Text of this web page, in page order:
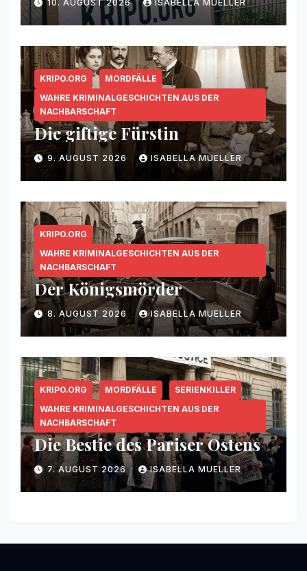
10. AUGUST 2026 ISABELLA MUELLER
KRIPO.ORG
MORDFÄLLE
WAHRE KRIMINALGESCHICHTEN AUS DER
NACHBARSCHAFT
Die giftige Fürstin
9. AUGUST 2026 ISABELLA MUELLER
KRIPO.ORG
WAHRE KRIMINALGESCHICHTEN AUS DER
NACHBARSCHAFT
Der Königsmörder
8. AUGUST 2026 ISABELLA MUELLER
KRIPO.ORG MORDFÄLLE
SERIENKILLER
WAHRE KRIMINALGESCHICHTEN AUS DER
NACHBARSCHAFT
Die Bestie des Pariser Ostens
7. AUGUST 2026 ISABELLA MUELLER